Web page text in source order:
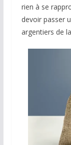
rien à se
devoir passer
argentiers de